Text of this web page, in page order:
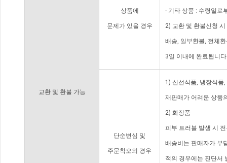
교환 및 환불 가능
상품에
문제가 있을 경우
- 기타 상품 : 수령일로
2) 교환 및 환불신청
배송, 일부환불, 전체
3일 이내에 완료됩니
단순변심 및
주문착오의 경우
1) 신선식품, 냉장식품
재판매가 어려운 상품
2) 화장품
피부 트러블 발생 시
배송비는 판매자가 부
적의 경우에는 진단서